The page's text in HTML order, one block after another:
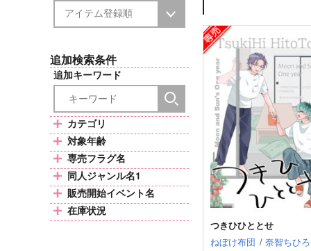
追加検索条件
追加キーワード
カテゴリ
対象年齢
専売フラグ名
同人ジャンル名1
販売開始イベント名
在庫状況
つきひひととせ
ねぼけ布団 / 奈智ちひろ